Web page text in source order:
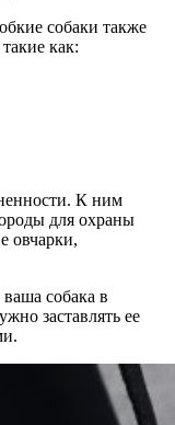
собаки также
как:
К ним
для охраны
овчарки,
собака в
заставлять ее